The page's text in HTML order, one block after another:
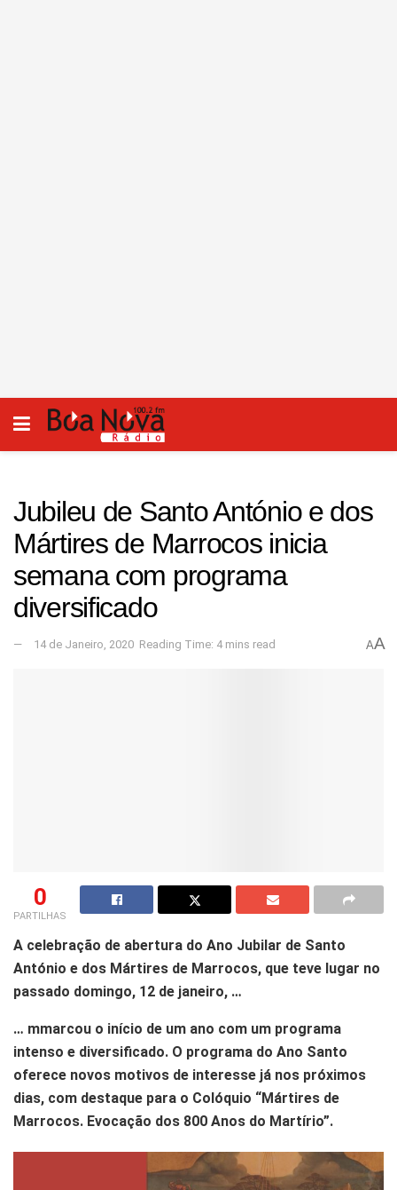
Jubileu de Santo António e dos
Mártires de Marrocos inicia
semana com programa
diversificado
14 de Janeiro, 2020 Reading Time: 4 mins read AA
0
PARTILHAS
A celebração de abertura do Ano Jubilar de Santo
António e dos Mártires de Marrocos, que teve lugar no
passado domingo, 12 de janeiro, …
… mmarcou o início de um ano com um programa
intenso e diversificado. O programa do Ano Santo
oferece novos motivos de interesse já nos próximos
dias, com destaque para o Colóquio “Mártires de
Marrocos. Evocação dos 800 Anos do Martírio”.